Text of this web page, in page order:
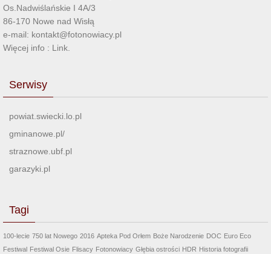
Os.Nadwiślańskie I 4A/3
86-170 Nowe nad Wisłą
e-mail: kontakt@fotonowiacy.pl
Więcej info : Link
Serwisy
powiat.swiecki.lo.pl
gminanowe.pl/
straznowe.ubf.pl
garazyki.pl
Tagi
100-lecie 750 lat Nowego 2016 Apteka Pod Orłem Boże Narodzenie DOC Euro Eco
Festiwal Festiwal Osie Flisacy Fotonowiacy Głębia ostrości HDR Historia fotografii